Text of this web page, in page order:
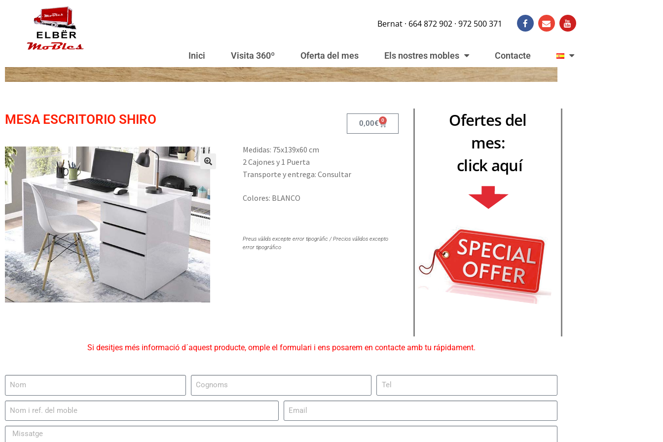
Bernat · 664 872 902 · 972 500 371
Inici Visita 360º Oferta del mes Els nostres mobles Contacte
MESA ESCRITORIO SHIRO 0,00€ 0
Medidas: 75x139x60 cm
2 Cajones y 1 Puerta
Transporte y entrega: Consultar
Colores: BLANCO
Preus vàlids excepte error tipogràfic / Precios válidos excepto
error tipográfico
Ofertes del
mes:
click aquí
Si desitjes més informació d´aquest producte, omple el formulari i ens posarem en contacte amb tu rápidament.